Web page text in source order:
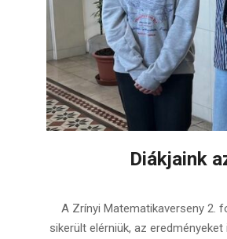
Diákjaink
A Zrínyi Matematikaverseny 2.
sikerült elérniük, az